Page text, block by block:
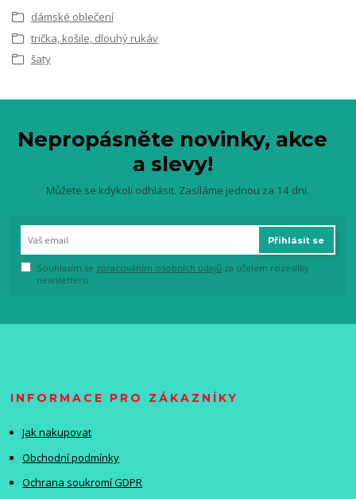
dámské oblečení
trička, košile, dlouhý rukáv
šaty
Nepropásněte novinky, akce
a slevy!
Můžete se kdykoli odhlásit. Zasíláme jednou za 14 dní.
Přihlásit se
Souhlasím se zpracováním osobních údajů za účelem rozesílky
newsletteru.
INFORMACE PRO ZÁKAZNÍKY
Jak nakupovat
Obchodní podmínky
Ochrana soukromí GDPR